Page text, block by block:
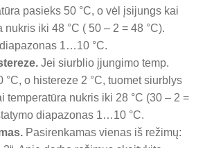
pasieks 50 °C, o vėl įsijungs kai
nukris iki 48 °C ( 50 – 2 = 48 °C).
1…10 °C.
Jei siurblio įjungimo temp.
°C, o histereze 2 °C, tuomet siurblys
temperatūra nukris iki 28 °C (30 – 2 =
diapazonas 1…10 °C.
Pasirenkamas vienas iš režimų: